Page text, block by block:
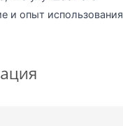
и опыт использования